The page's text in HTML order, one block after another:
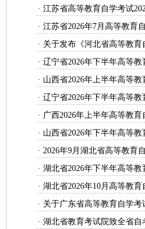
· 江苏省高等教育自学考试
· 江苏省2026年7月高等教育
· 关于发布《河北省高等教
· 辽宁省2026年下半年高等
· 山西省2026年上半年高等
· 辽宁省2026年下半年高等
· 广西2026年上半年高等教
· 山西省2026年下半年高等
· 2026年9月湖北省高等教育
· 湖北省2026年下半年高等
· 湖北省2026年10月高等教
· 关于广东省高等教育自学
· 湖北省教育考试院致全省